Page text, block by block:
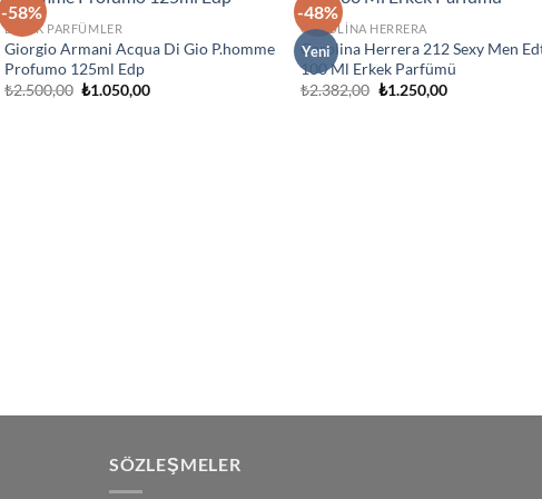
-58%
Ekle
ERKEK PARFÜMLER
Giorgio Armani Acqua Di Gio P.homme
Profumo 125ml Edp
₺2.500,00 Orijinal
₺1.050,00Şu
-48%
Yeni
CAROLINA HERRERA
Carolina Herrera 212 Sexy Men
100 Ml Erkek Parfümü
₺2.382,00 Orijinal
₺1.250,00Şu
SÖZLEŞMELER